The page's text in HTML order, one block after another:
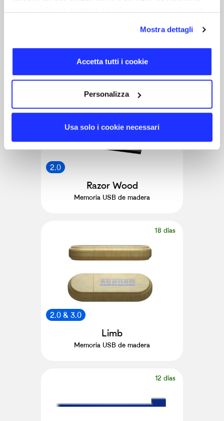
Mostra dettagli
Accetta tutti i cookie
Personalizza
Usa solo i cookie necessari
Memoria USB con luz Led
18 días
2.0
Razor Wood
Memoria USB de madera
18 días
2.0 & 3.0
Limb
Memoria USB de madera
12 días